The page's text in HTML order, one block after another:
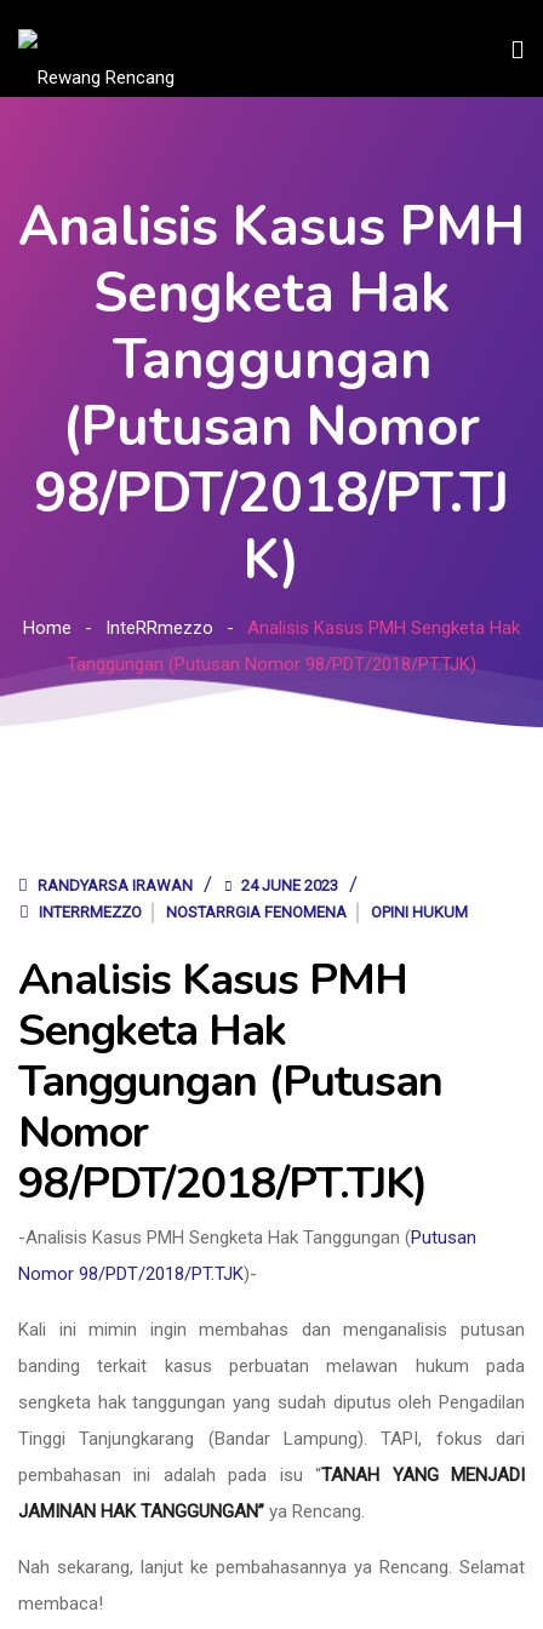
Analisis Kasus PMH
Sengketa Hak
Tanggungan
(Putusan Nomor
98/PDT/2018/PT.TJ
K)
Home InteRRmezzo
Analisis Kasus PMH Sengketa Hak
Tanggungan (Putusan Nomor 98/PDT/2018/PT.TJK)
RANDYARSA IRAWAN
24 JUNE 2023
INTERRMEZZO
NOSTARRGIA FENOMENA OPINI HUKUM
Analisis Kasus PMH
Sengketa Hak
Tanggungan (Putusan
Nomor
98/PDT/2018/PT.TJK)
-Analisis Kasus PMH Sengketa Hak Tanggungan (Putusan
Nomor 98/PDT/2018/PT.TJK)-
Kali ini mimin ingin membahas dan menganalisis putusan
banding terkait kasus perbuatan melawan hukum pada
sengketa hak tanggungan yang sudah diputus oleh Pengadilan
Tinggi Tanjungkarang (Bandar Lampung). TAPI, fokus dari
pembahasan ini adalah pada isu “TANAH YANG MENJADI
JAMINAN HAK TANGGUNGAN” ya Rencang.
Nah sekarang, lanjut ke pembahasannya ya Rencang. Selamat
membaca!